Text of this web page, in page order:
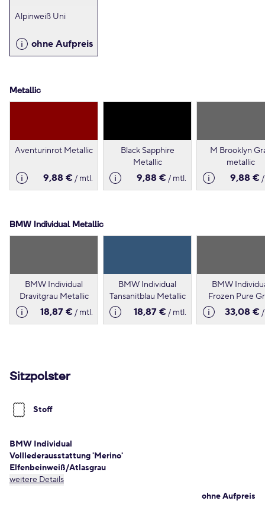
Alpinweiß Uni
ohne Aufpreis
Metallic
Aventurinrot Metallic
9,88 €/ mtl.
Black Sapphire
Metallic
9,88 €/ mtl.
M Brooklyn
metallic
9,88 €
BMW Individual Metallic
BMW Individual
Dravitgrau Metallic
18,87 €/ mtl.
BMW Individual
Tansanitblau Metallic
18,87 €/ mtl.
BMW
Frozen Pure
Metallic
33,08 €
Sitzpolster
Stoff
BMW Individual
Volllederausstattung 'Merino'
Elfenbeinweiß/Atlasgrau
weitere Details
ohne Aufpreis